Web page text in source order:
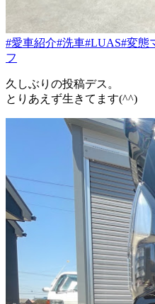
#愛車紹介#洗車#LUAS#変態
フ
久しぶりの投稿デス。
とりあえず生きてます(^^)